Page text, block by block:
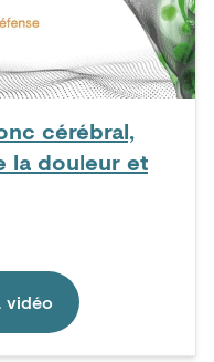
cérébral,
la douleur et
vidéo